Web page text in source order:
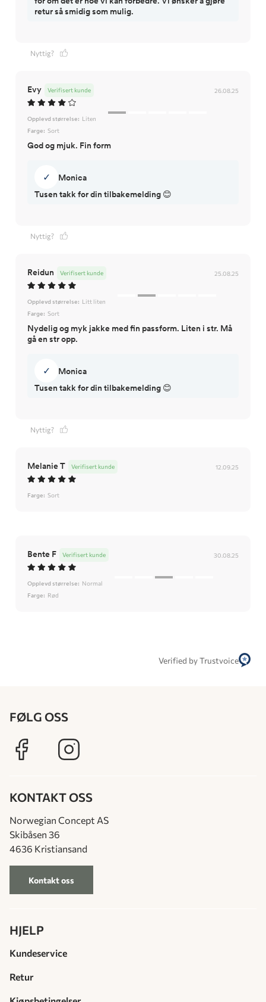
retur så smidig som mulig.
Nyttig?
Evy 26.08.25
Verifisert kunde
Opplevd størrelse: Liten
Farge: Sort
God og mjuk. Fin form
✓
Monica
Tusen takk for din tilbakemelding 😊
Nyttig?
Reidun 25.08.25
Verifisert kunde
Opplevd størrelse: Litt liten
Farge: Sort
Nydelig og myk jakke med fin passform. Liten i str. Må
gå en str opp.
✓
Monica
Tusen takk for din tilbakemelding 😊
Nyttig?
Melanie T 12.09.25
Verifisert kunde
Farge: Sort
Bente F 30.08.25
Verifisert kunde
Opplevd størrelse: Normal
Farge: Rød
Verified by Trustvoice
FØLG OSS
KONTAKT OSS
Norwegian Concept AS
Skibåsen 36
4636 Kristiansand
Kontakt oss
HJELP
Kundeservice
Retur